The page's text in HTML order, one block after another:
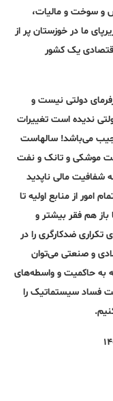
و سوخت و مالیات،
ما در خوزستان پر از
یک کشور
دولتی نیست و
ندیده است تغییرات
جیب می‌باشد! سالهاست
موشکی و تانک و نفت
شفافیت مالی ناپدید
امور از منابع اولیه تا
هم فقر بیشتر و
ضدکارگری را در
و صنعتی می‌توان
به حاکمیت و واسطه‌های
فساد سیستماتیک را